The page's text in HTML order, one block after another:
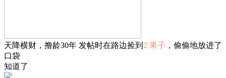
天降横财，撸龄30年 发帖时在路边捡到 2 果子 ，偷偷地放进了
口袋
知道了